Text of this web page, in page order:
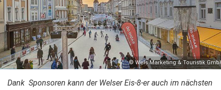
© Wels Marketing & Touristik
Dank Sponsoren kann der Welser Eis-8-er auch im nächsten